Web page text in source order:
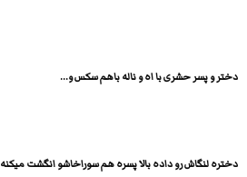
دختر و پسر حشری با اه و ناله باهم سکس و...
دختره لنگاش رو داده بالا پسره هم سوراخاشو انگشت میکنه